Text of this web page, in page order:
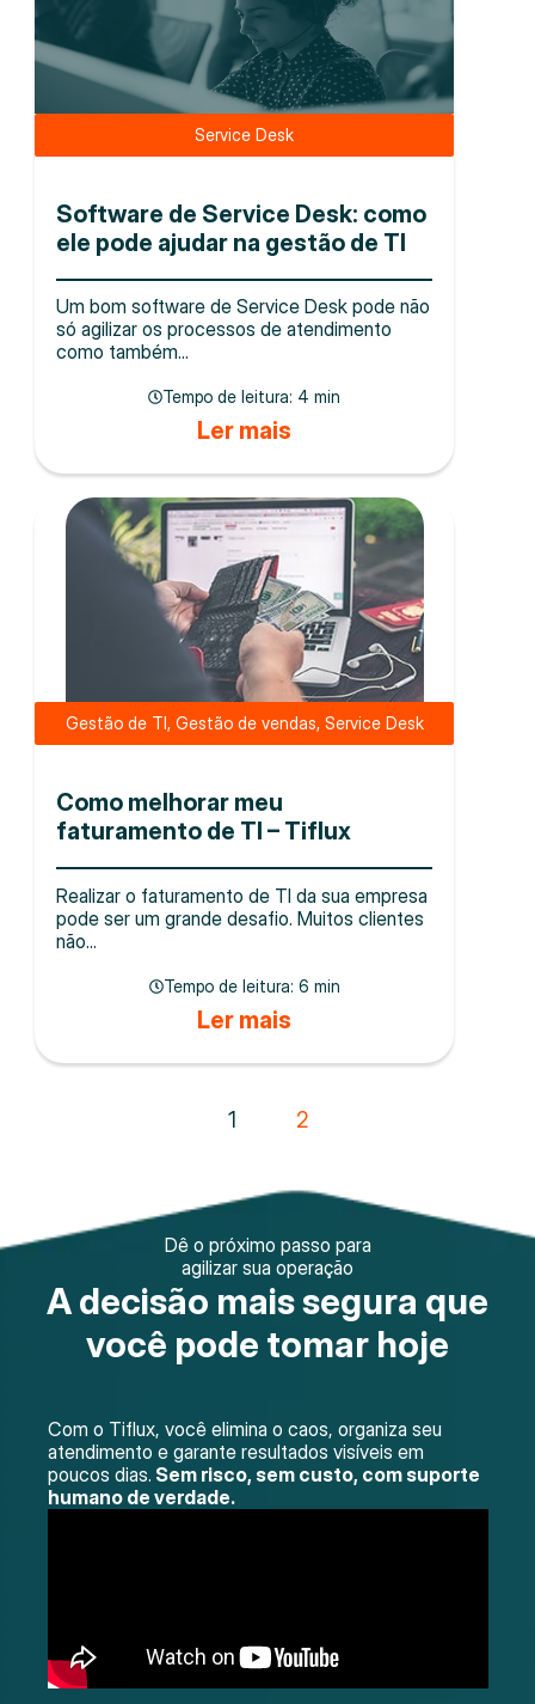
Service Desk
Software de Service Desk: como
ele pode ajudar na gestão de TI
Um bom software de Service Desk pode não
só agilizar os processos de atendimento
como também...
Tempo de leitura: 4 min
Ler mais
Gestão de TI, Gestão de vendas, Service Desk
Como melhorar meu
faturamento de TI – Tiflux
Realizar o faturamento de TI da sua empresa
pode ser um grande desafio. Muitos clientes
não...
Tempo de leitura: 6 min
Ler mais
1 2
Dê o próximo passo para
agilizar sua operação
A decisão mais segura que
você pode tomar hoje
Com o Tiflux, você elimina o caos, organiza seu
atendimento e garante resultados visíveis em
poucos dias. Sem risco, sem custo, com suporte
humano de verdade.